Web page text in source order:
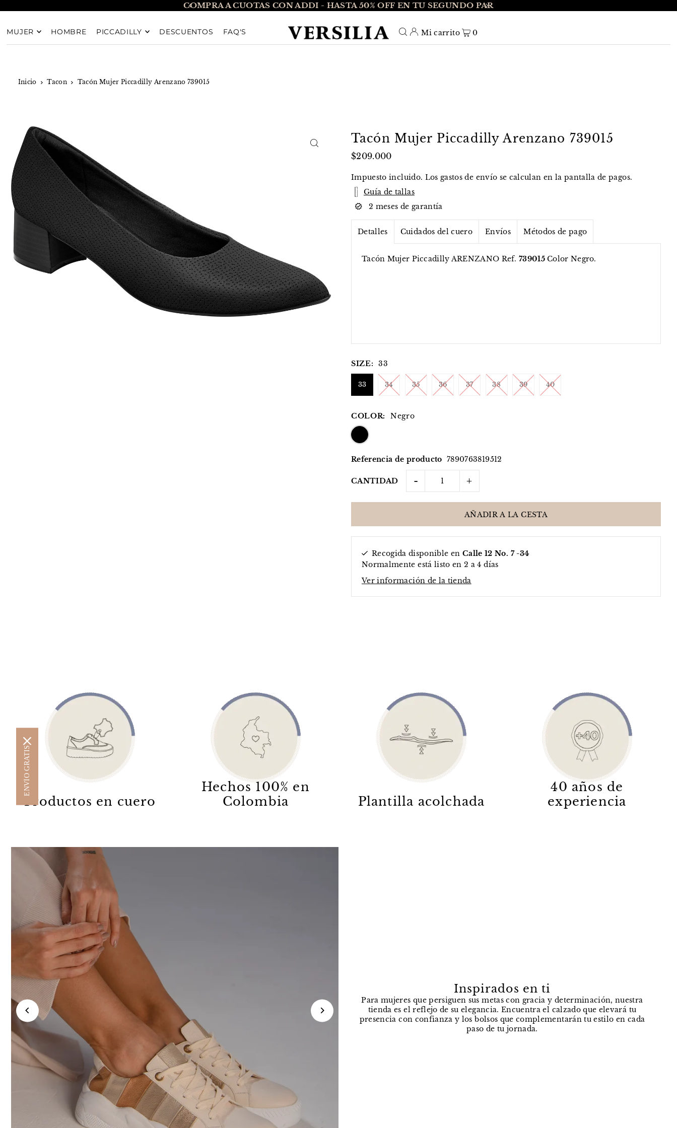
TRANSLATION MISSING: ES.ACCESSIBILITY.SKIP_TO_TEXT
COMPRA A CUOTAS CON ADDI - HASTA 50% OFF EN TU SEGUNDO PAR
MUJER HOMBRE PICCADILLY DESCUENTOS FAQ'S Mi carrito 0
Inicio Tacon Tacón Mujer Piccadilly Arenzano 739015
Tacón Mujer Piccadilly Arenzano 739015
$209.000
Impuesto incluido. Los gastos de envío se calculan en la pantalla de pagos.
Guía de tallas
2 meses de garantía
Detalles Cuidados del cuero Envíos Métodos de pago
Tacón Mujer Piccadilly ARENZANO Ref.739015Color Negro.
SIZE: 33
33 34 35 36 37 38 39 40
COLOR: Negro
Referencia de producto 7890763819512
CANTIDAD - +
Recogida disponible en Calle 12 No. 7 -34
Normalmente está listo en 2 a 4 días
Ver información de la tienda
Productos en cuero
Hechos 100% en
Colombia
Plantilla acolchada
40 años de
experiencia
Inspirados en ti
Para mujeres que persiguen sus metas con gracia y determinación, nuestra
tienda es el reflejo de su elegancia. Encuentra el calzado que elevará tu
presencia con confianza y los bolsos que complementarán tu estilo en cada
paso de tu jornada.
ENVÍO GRATIS